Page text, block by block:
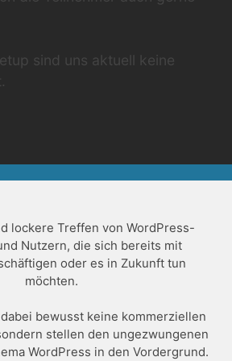
sind uns aktuell keine
lockere Treffen von WordPress-
Nutzern, die sich bereits mit
oder es in Zukunft tun
möchten.
bewusst keine kommerziellen
stellen den ungezwungenen
WordPress in den Vordergrund.